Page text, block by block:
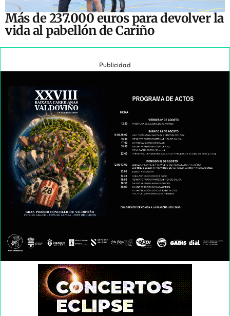
Más de 237.000 euros para devolver la
vida al pabellón de Cariño
Publicidad